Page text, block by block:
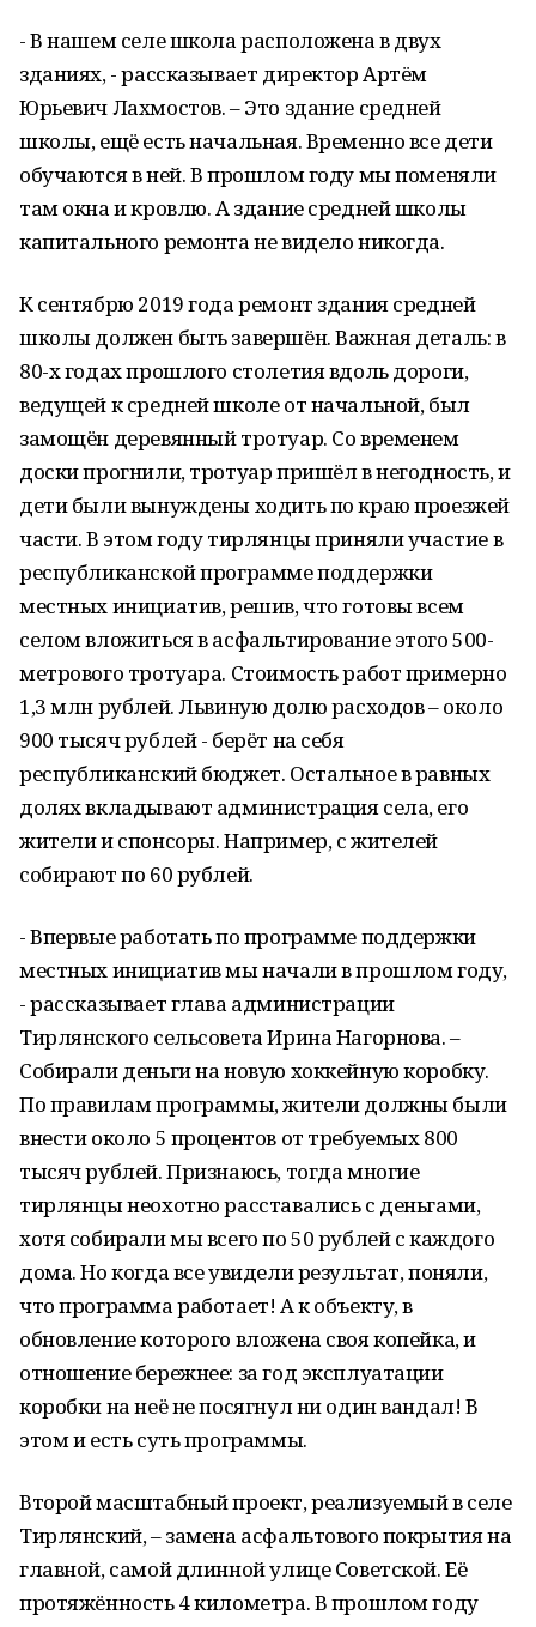
- В нашем селе школа расположена в двух
зданиях, - рассказывает директор Артём
Юрьевич Лахмостов. – Это здание средней
школы, ещё есть начальная. Временно все дети
обучаются в ней. В прошлом году мы поменяли
там окна и кровлю. А здание средней школы
капитального ремонта не видело никогда.
К сентябрю 2019 года ремонт здания средней
школы должен быть завершён. Важная деталь: в
80-х годах прошлого столетия вдоль дороги,
ведущей к средней школе от начальной, был
замощён деревянный тротуар. Со временем
доски прогнили, тротуар пришёл в негодность, и
дети были вынуждены ходить по краю проезжей
части. В этом году тирлянцы приняли участие в
республиканской программе поддержки
местных инициатив, решив, что готовы всем
селом вложиться в асфальтирование этого 500-
метрового тротуара. Стоимость работ примерно
1,3 млн рублей. Львиную долю расходов – около
900 тысяч рублей - берёт на себя
республиканский бюджет. Остальное в равных
долях вкладывают администрация села, его
жители и спонсоры. Например, с жителей
собирают по 60 рублей.
- Впервые работать по программе поддержки
местных инициатив мы начали в прошлом году,
- рассказывает глава администрации
Тирлянского сельсовета Ирина Нагорнова. –
Собирали деньги на новую хоккейную коробку.
По правилам программы, жители должны были
внести около 5 процентов от требуемых 800
тысяч рублей. Признаюсь, тогда многие
тирлянцы неохотно расставались с деньгами,
хотя собирали мы всего по 50 рублей с каждого
дома. Но когда все увидели результат, поняли,
что программа работает! А к объекту, в
обновление которого вложена своя копейка, и
отношение бережнее: за год эксплуатации
коробки на неё не посягнул ни один вандал! В
этом и есть суть программы.
Второй масштабный проект, реализуемый в селе
Тирлянский, – замена асфальтового покрытия на
главной, самой длинной улице Советской. Её
протяжённость 4 километра. В прошлом году